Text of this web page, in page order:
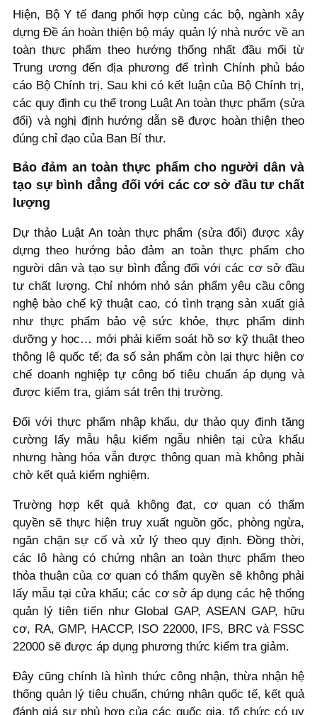
Hiện, Bộ Y tế đang phối hợp cùng các bộ, ngành xây
dựng Đề án hoàn thiện bộ máy quản lý nhà nước về an
toàn thực phẩm theo hướng thống nhất đầu mối từ
Trung ương đến địa phương để trình Chính phủ báo
cáo Bộ Chính trị. Sau khi có kết luận của Bộ Chính trị,
các quy định cụ thể trong Luật An toàn thực phẩm (sửa
đổi) và nghị định hướng dẫn sẽ được hoàn thiện theo
đúng chỉ đạo của Ban Bí thư.
Bảo đảm an toàn thực phẩm cho người dân và
tạo sự bình đẳng đối với các cơ sở đầu tư chất
lượng
Dự thảo Luật An toàn thực phẩm (sửa đổi) được xây
dựng theo hướng bảo đảm an toàn thực phẩm cho
người dân và tạo sự bình đẳng đối với các cơ sở đầu
tư chất lượng. Chỉ nhóm nhỏ sản phẩm yêu cầu công
nghệ bào chế kỹ thuật cao, có tình trạng sản xuất giả
như thực phẩm bảo vệ sức khỏe, thực phẩm dinh
dưỡng y học… mới phải kiểm soát hồ sơ kỹ thuật theo
thông lệ quốc tế; đa số sản phẩm còn lại thực hiện cơ
chế doanh nghiệp tự công bố tiêu chuẩn áp dụng và
được kiểm tra, giám sát trên thị trường.
Đối với thực phẩm nhập khẩu, dự thảo quy định tăng
cường lấy mẫu hậu kiểm ngẫu nhiên tại cửa khẩu
nhưng hàng hóa vẫn được thông quan mà không phải
chờ kết quả kiểm nghiệm.
Trường hợp kết quả không đạt, cơ quan có thẩm
quyền sẽ thực hiện truy xuất nguồn gốc, phòng ngừa,
ngăn chặn sự cố và xử lý theo quy định. Đồng thời,
các lô hàng có chứng nhận an toàn thực phẩm theo
thỏa thuận của cơ quan có thẩm quyền sẽ không phải
lấy mẫu tại cửa khẩu; các cơ sở áp dụng các hệ thống
quản lý tiên tiến như Global GAP, ASEAN GAP, hữu
cơ, RA, GMP, HACCP, ISO 22000, IFS, BRC và FSSC
22000 sẽ được áp dụng phương thức kiểm tra giảm.
Đây cũng chính là hình thức công nhận, thừa nhận hệ
thống quản lý tiêu chuẩn, chứng nhận quốc tế, kết quả
đánh giá sự phù hợp của các quốc gia, tổ chức có uy